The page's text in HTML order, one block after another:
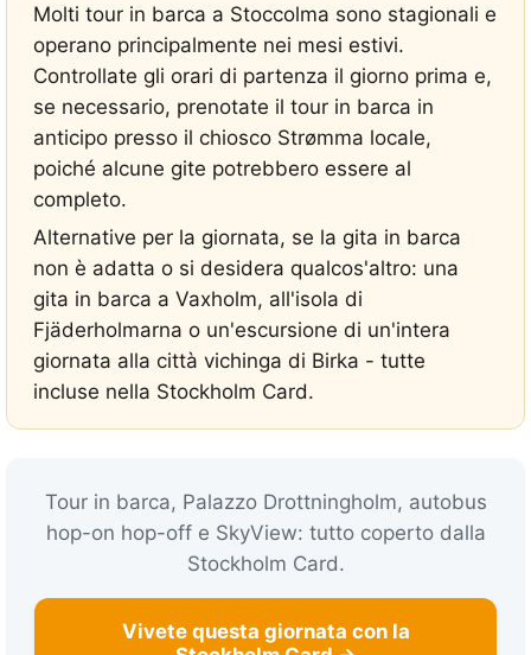
Molti tour in barca a Stoccolma sono stagionali e
operano principalmente nei mesi estivi.
Controllate gli orari di partenza il giorno prima e,
se necessario, prenotate il tour in barca in
anticipo presso il chiosco Strømma locale,
poiché alcune gite potrebbero essere al
completo.
Alternative per la giornata, se la gita in barca
non è adatta o si desidera qualcos'altro: una
gita in barca a Vaxholm, all'isola di
Fjäderholmarna o un'escursione di un'intera
giornata alla città vichinga di Birka - tutte
incluse nella Stockholm Card.
Tour in barca, Palazzo Drottningholm, autobus
hop-on hop-off e SkyView: tutto coperto dalla
Stockholm Card.
Vivete questa giornata con la